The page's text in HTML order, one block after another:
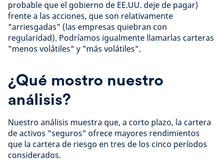
probable que el gobierno de EE.UU. deje de pagar)
frente a las acciones, que son relativamente
"arriesgadas" (las empresas quiebran con
regularidad). Podríamos igualmente llamarlas carteras
"menos volátiles" y "más volátiles".
¿Qué mostro nuestro
análisis?
Nuestro análisis muestra que, a corto plazo, la cartera
de activos "seguros" ofrece mayores rendimientos
que la cartera de riesgo en tres de los cinco períodos
considerados.